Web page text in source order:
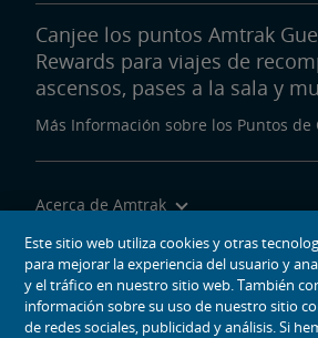
Canjee los puntos Amtrak
Rewards para viajes de
ascensos, pases a la sala y
Más Información sobre los Puntos de
Acerca de Amtrak
Viajar con Nosotros
Herramientas del Sitio
Este sitio web utiliza cookies y otras
para mejorar la experiencia del usuario y
y el tráfico en nuestro sitio web. También
información sobre su uso de nuestro sitio
de redes sociales, publicidad y análisis. Si